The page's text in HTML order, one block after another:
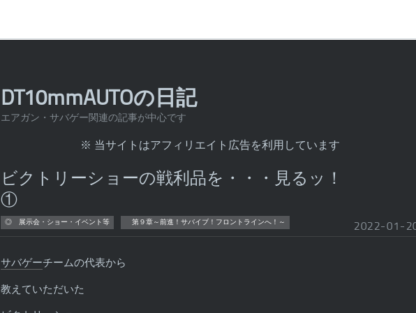
DT10mmAUTOの日記
エアガン・サバゲー関連の記事が中心です
※ 当サイトはアフィリエイト広告を利用しています
2022-01 -
ビクトリーショーの戦利品を・・・見るッ！
①
◎ 展示会・ショー・イベント等 第９章～前進！サバイブ！フロントラインへ！～
サバゲーチームの代表から
教えていただいた